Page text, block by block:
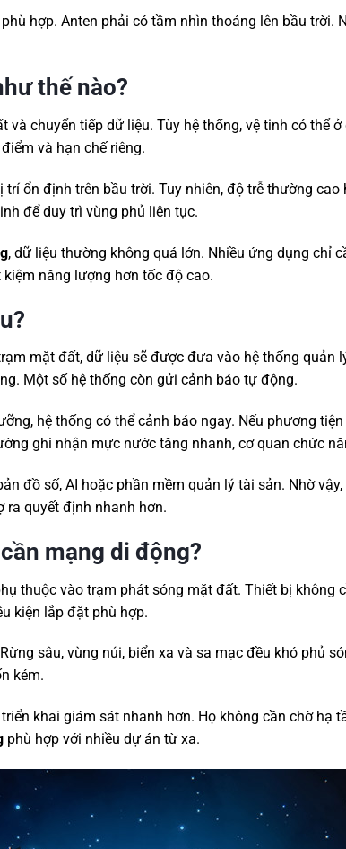
hợp. Anten phải có tầm nhìn thoáng lên bầu trời.
thế nào?
và chuyển tiếp dữ liệu. Tùy hệ thống, vệ tinh có thể
và hạn chế riêng.
ổn định trên bầu trời. Tuy nhiên, độ trễ thường
để duy trì vùng phủ liên tục.
, dữ liệu thường không quá lớn. Nhiều ứng dụng chỉ
năng lượng hơn tốc độ cao.
mặt đất, dữ liệu sẽ được đưa vào hệ thống quản
Một số hệ thống còn gửi cảnh báo tự động.
hệ thống có thể cảnh báo ngay. Nếu phương
ghi nhận mực nước tăng nhanh, cơ quan chức
đồ số, AI hoặc phần mềm quản lý tài sản. Nhờ vậy,
ra quyết định nhanh hơn.
mạng di động?
thuộc vào trạm phát sóng mặt đất. Thiết bị không
kiện lắp đặt phù hợp.
sâu, vùng núi, biển xa và sa mạc đều khó phủ
kém.
khai giám sát nhanh hơn. Họ không cần chờ
phù hợp với nhiều dự án từ xa.